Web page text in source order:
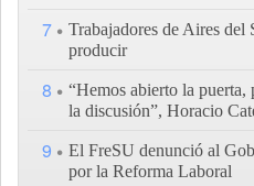
7
Trabajadores de Aires del
producir
8
“Hemos abierto la puerta,
la discusión”, Horacio
9
El FreSU denunció al
por la Reforma Laboral